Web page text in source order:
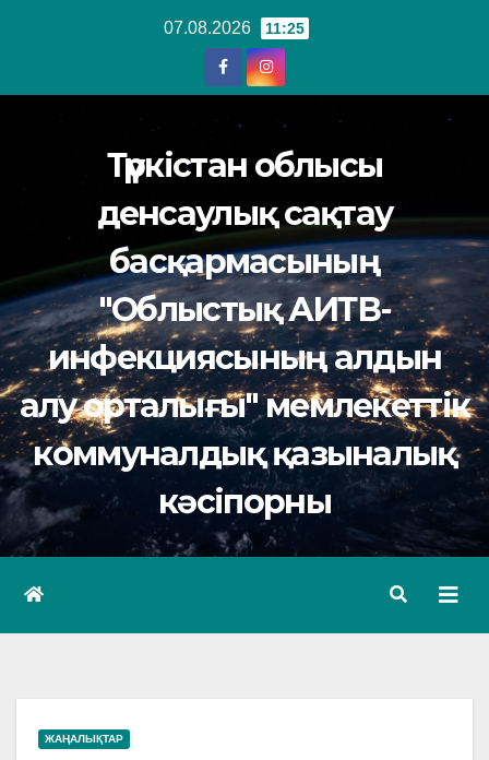
07.08.2026 11:25
Түркістан облысы
денсаулық сақтау
басқармасының
"Облыстық АИТВ-
инфекциясының алдын
алу орталығы" мемлекеттік
коммуналдық қазыналық
кәсіпорны
ЖАҢАЛЫҚТАР